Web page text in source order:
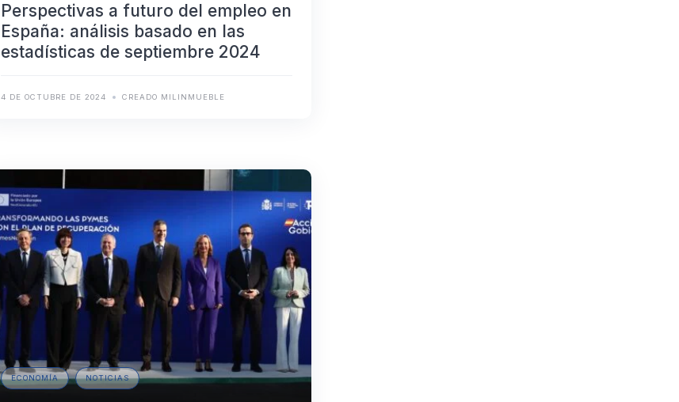
Perspectivas a futuro del empleo en
España: análisis basado en las
estadísticas de septiembre 2024
4 DE OCTUBRE DE 2024 CREADO MILINMUEBLE
ECONOMÍA NOTICIAS